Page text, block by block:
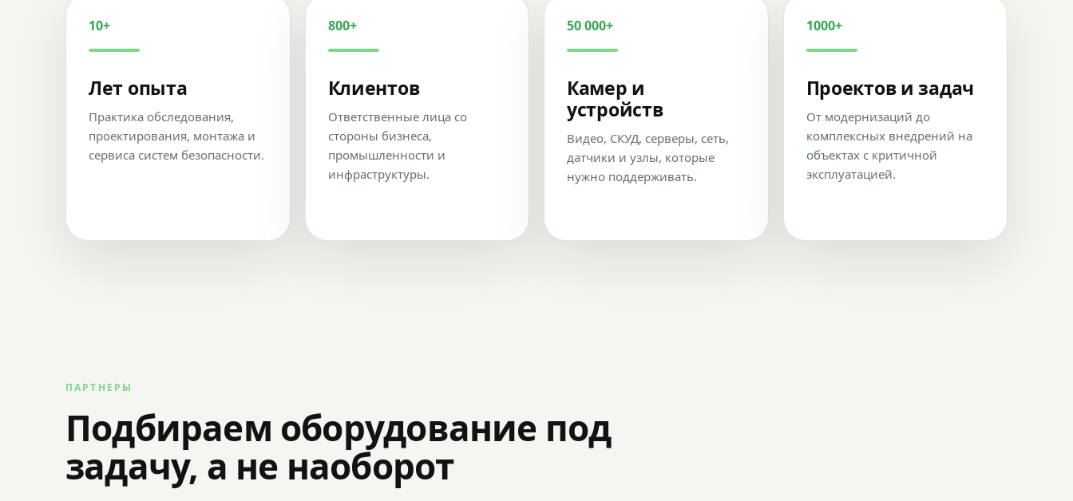
10+
Лет опыта
Практика обследования,
проектирования, монтажа и
сервиса систем безопасности.
800+
Клиентов
Ответственные лица со
стороны бизнеса,
промышленности и
инфраструктуры.
50 000+
Камер и
устройств
Видео, СКУД, серверы, сеть,
датчики и узлы, которые
нужно поддерживать.
1000+
Проектов и задач
От модернизаций до
комплексных внедрений на
объектах с критичной
эксплуатацией.
ПАРТНЕРЫ
Подбираем оборудование под
задачу, а не наоборот